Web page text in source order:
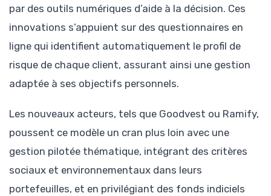
par des outils numériques d’aide à la décision. Ces
innovations s’appuient sur des questionnaires en
ligne qui identifient automatiquement le profil de
risque de chaque client, assurant ainsi une gestion
adaptée à ses objectifs personnels.
Les nouveaux acteurs, tels que Goodvest ou Ramify,
poussent ce modèle un cran plus loin avec une
gestion pilotée thématique, intégrant des critères
sociaux et environnementaux dans leurs
portefeuilles, et en privilégiant des fonds indiciels